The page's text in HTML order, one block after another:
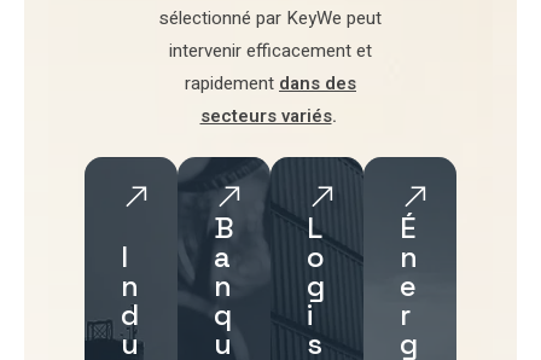
sélectionné par KeyWe peut
intervenir efficacement et
rapidement dans des
secteurs variés.
I
n
d
u
B
a
n
q
u
L
o
g
i
s
É
n
e
r
g